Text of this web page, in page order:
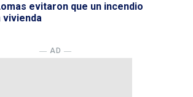
evitaron que un incendio
vivienda
― AD ―